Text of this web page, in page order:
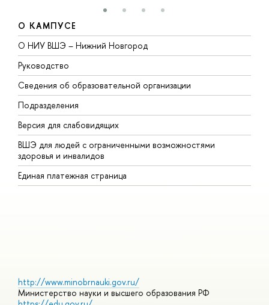
О КАМПУСЕ
О НИУ ВШЭ – Нижний Новгород
Руководство
Сведения об образовательной организации
Подразделения
Версия для слабовидящих
ВШЭ для людей с ограниченными возможностями
здоровья и инвалидов
Единая платежная страница
http://www.minobrnauki.gov.ru/
Министерство науки и высшего образования РФ